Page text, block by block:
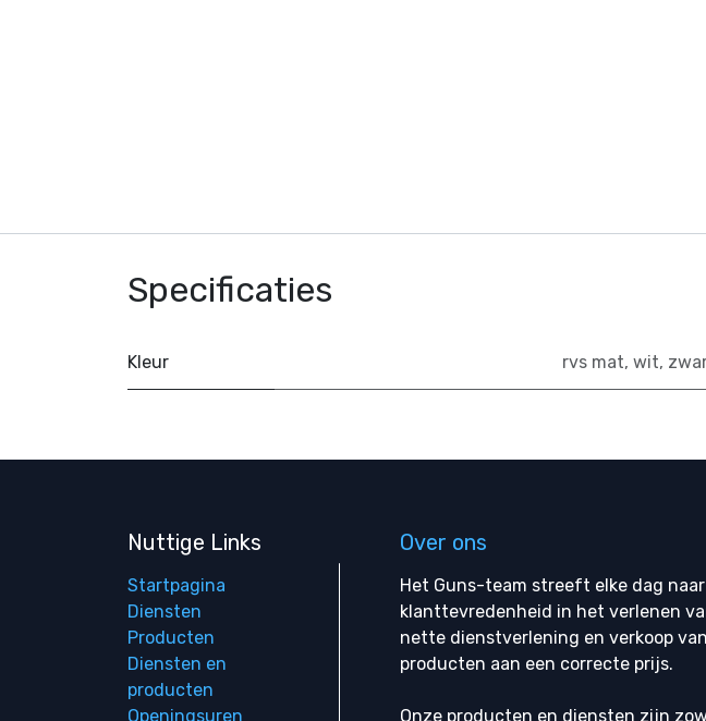
Specificaties
Kleur rvs mat, wit,
Nuttige Links
Startpagina
Diensten
Producten
Diensten en
producten
Openingsuren
Over ons
Het Guns-team streeft elke dag
klanttevredenheid in het verlenen
nette dienstverlening en verkoop
producten aan een correcte prijs.
Onze producten en diensten zijn